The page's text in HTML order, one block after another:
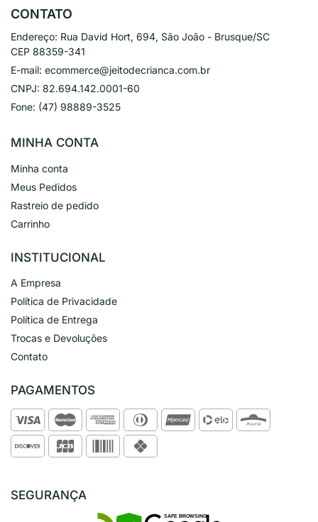
CONTATO
Endereço: Rua David Hort, 694, São João - Brusque/SC
CEP 88359-341
E-mail: ecommerce@jeitodecrianca.com.br
CNPJ: 82.694.142.0001-60
Fone: (47) 98889-3525
MINHA CONTA
Minha conta
Meus Pedidos
Rastreio de pedido
Carrinho
INSTITUCIONAL
A Empresa
Política de Privacidade
Política de Entrega
Trocas e Devoluções
Contato
PAGAMENTOS
SEGURANÇA
SAFE BROWSING